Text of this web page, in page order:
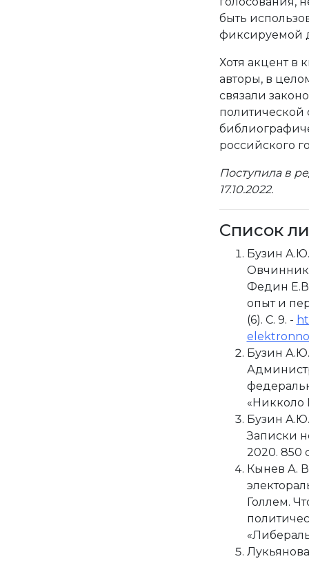
быть
фиксируемой
Хотя акцент в
авторы, в
связали
политической
российского
Поступила в
17.10.2022.
Список
Бузин
Федин
опыт и
(6). С. 9. -
Бузин
«Никколо
Бузин
Записки
2020. 850
Кынев А.
Голлем.